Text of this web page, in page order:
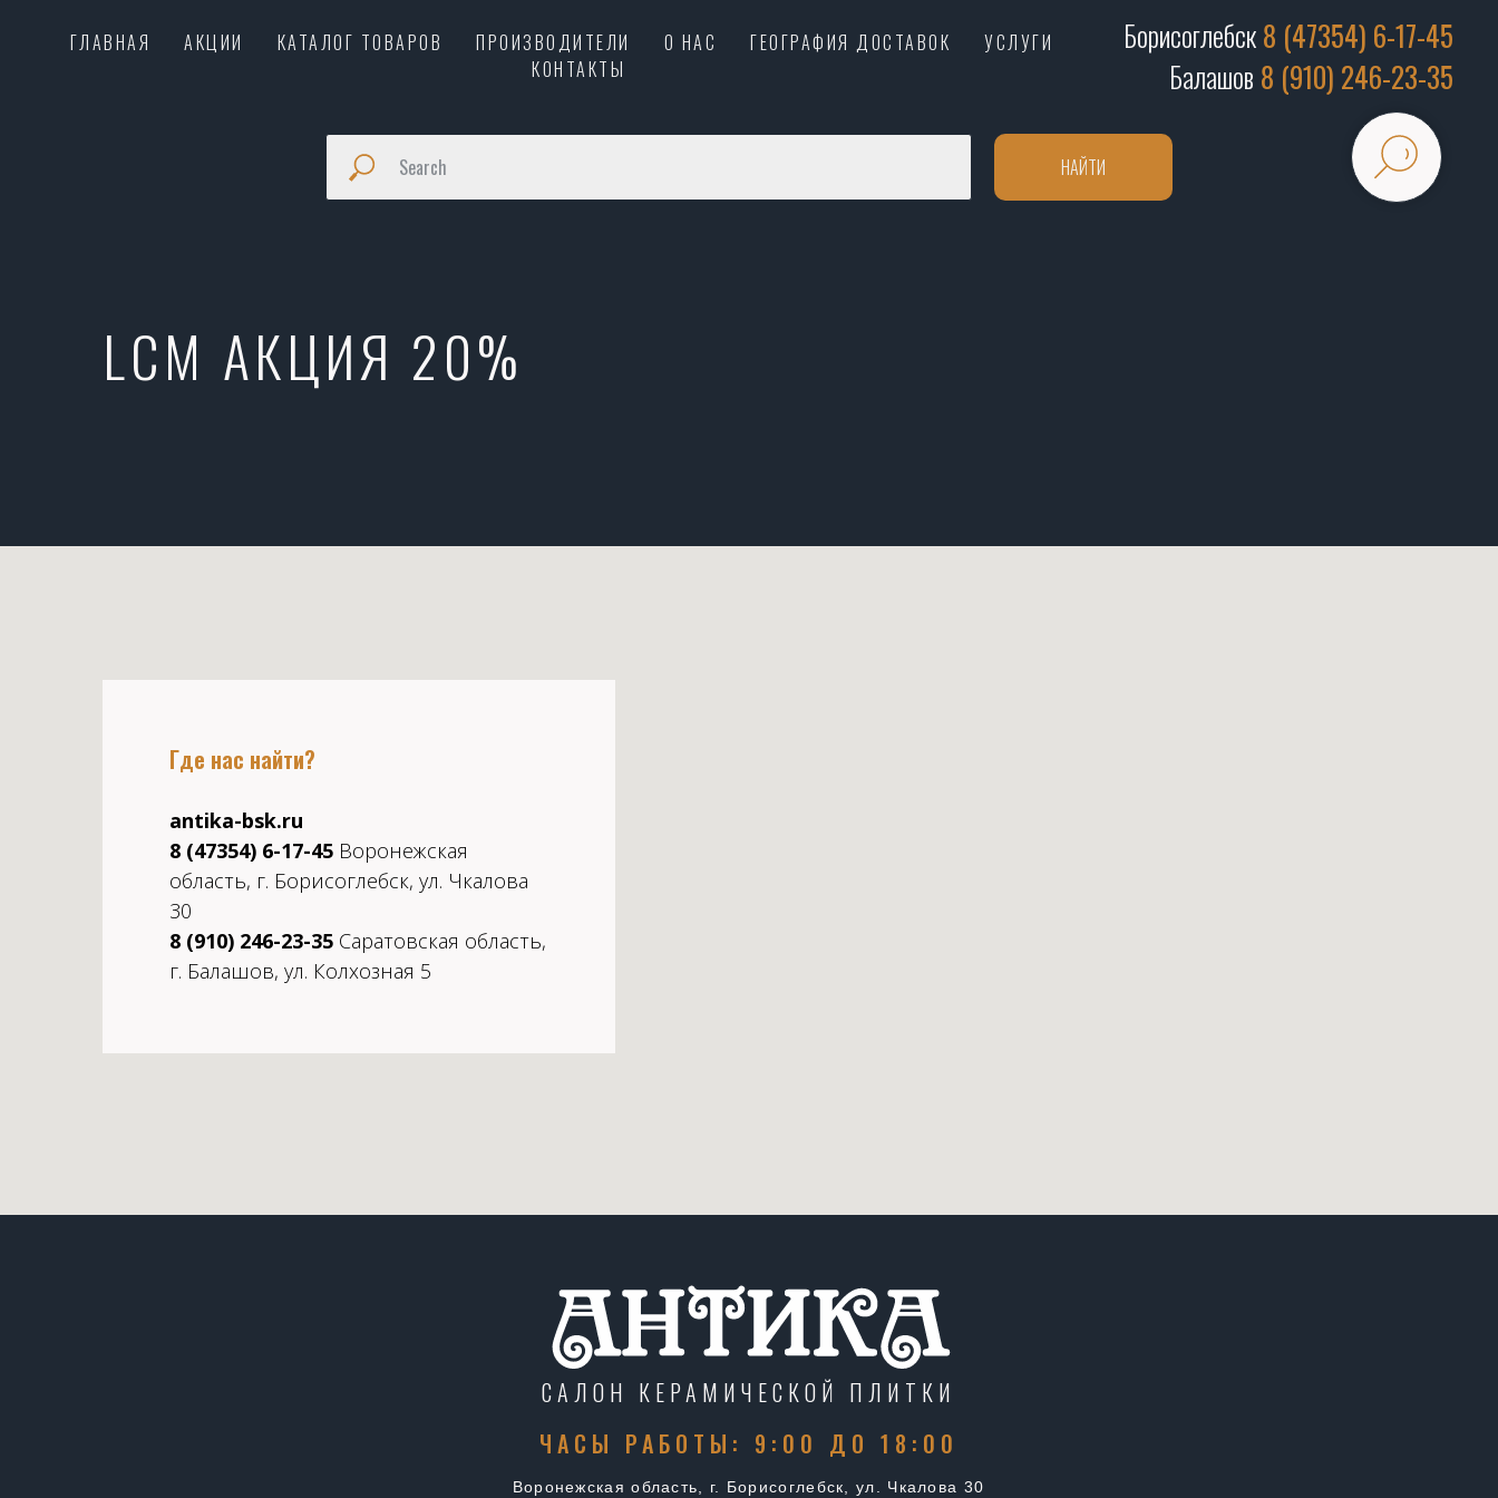
ГЛАВНАЯ АКЦИИ КАТАЛОГ ТОВАРОВ ПРОИЗВОДИТЕЛИ О НАС ГЕОГРАФИЯ ДОСТАВОК
УСЛУГИ
КОНТАКТЫ
Борисоглебск8 (47354) 6-17-45
Балашов 8 (910) 246-23-35
НАЙТИ
LCM АКЦИЯ 20%
Где нас найти?
antika-bsk.ru
8 (47354) 6-17-45 Воронежская
область, г. Борисоглебск, ул. Чкалова
30
8 (910) 246-23-35 Саратовская область,
г. Балашов, ул. Колхозная 5
САЛОН КЕРАМИЧЕСКОЙ ПЛИТКИ
Воронежская область, г. Борисоглебск, ул. Чкалова 30
ЧАСЫ РАБОТЫ: 9:00 ДО 18:00